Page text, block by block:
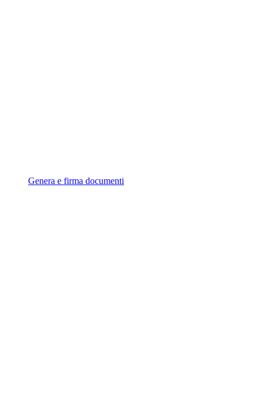
Genera e firma documenti